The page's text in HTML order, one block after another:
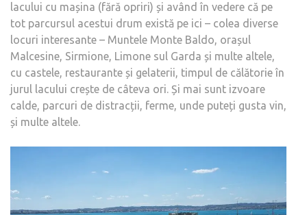
lacului cu mașina (fără opriri) și având în vedere că pe
tot parcursul acestui drum există pe ici – colea diverse
locuri interesante – Muntele Monte Baldo, orașul
Malcesine, Sirmione, Limone sul Garda și multe altele,
cu castele, restaurante și gelaterii, timpul de călătorie în
jurul lacului crește de câteva ori. Și mai sunt izvoare
calde, parcuri de distracții, ferme, unde puteți gusta vin,
și multe altele.